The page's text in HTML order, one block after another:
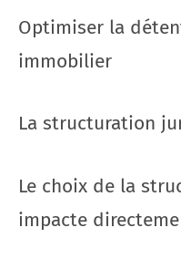
Optimiser la
immobilier
La structuration
Le choix de la
impacte